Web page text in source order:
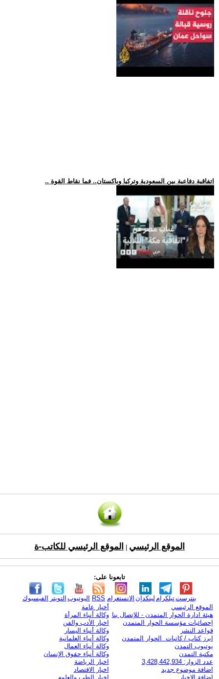
.. اتفاقية دفاعية بين السعودية وتركيا وباكستان.. فما نقاط القوة
الموقع الرئيسي الموقع الرئيسي للكاتب-ة
تابعونا على:
الفيسبوك التويتر اليوتيوب RSS الانستغرام لينكدإن تيلكرامبنترست
الموقع الرئيسي
هيئة ادارة الحوار المتمدن - للإتصال بنا
إحصائيات مؤسسة الحوار المتمدن
قواعد النشر
ابرز كتاب / كاتبات الحوار المتمدن
يوتيوب التمدن
مكتبة التمدن
عدد الزوار: 3,428,442,934
اضافة موضوع جديد
اضافة الاخبار
أخبار عامة
وكالة أنباء المرأة
اخبار الأدب والفن
وكالة أنباء اليسار
وكالة أنباء العلمانية
وكالة أنباء العمال
وكالة أنباء حقوق الإنسان
اخبار الرياضة
اخبار الاقتصاد
اخبار الطب والعلوم